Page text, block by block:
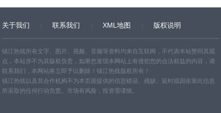
关于我们 联系我们 XML地图 版权说明
网站地图 TXT
镇江热线所有文字、图片、视频、音频等资料均来自互联网，不代表本站赞同其观
点，本站亦不为其版权负责，如果您发现本网站上有侵犯您的合法权益的内容，请
联系我们，本网站将立即予以删除！镇江热线版权所有！
镇江热线以及其合作机构不为本页面提供的信息错误、残缺、延时或因依靠此信息
所采取的任何行动负责。市场有风险，投资需谨慎。